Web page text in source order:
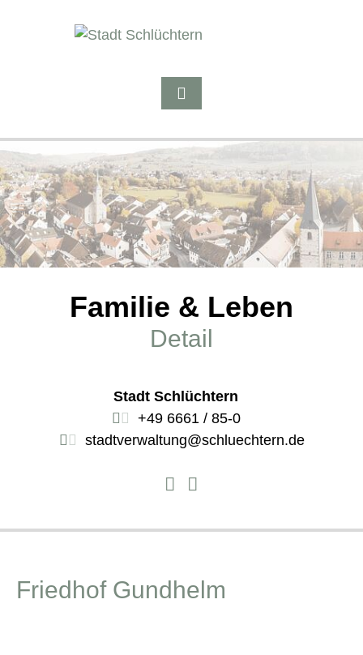
Familie & Leben
Detail
Stadt Schlüchtern
+49 6661 / 85-0
stadtverwaltung@schluechtern.de
Friedhof Gundhelm